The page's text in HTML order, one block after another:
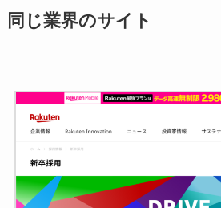
同じ業界のサイト